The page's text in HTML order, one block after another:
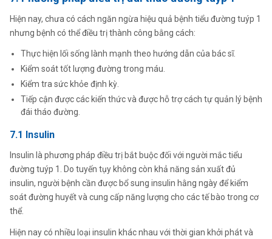
Hiện nay, chưa có cách ngăn ngừa hiệu quả bệnh tiểu đường tuýp 1
nhưng bệnh có thể điều trị thành công bằng cách:
Thực hiện lối sống lành mạnh theo hướng dẫn của bác sĩ.
Kiểm soát tốt lượng đường trong máu.
Kiểm tra sức khỏe định kỳ.
Tiếp cận được các kiến thức và được hỗ trợ cách tự quản lý bệnh
đái tháo đường.
7.1 Insulin
Insulin là phương pháp điều trị bắt buộc đối với người mắc tiểu
đường tuýp 1. Do tuyến tụy không còn khả năng sản xuất đủ
insulin, người bệnh cần được bổ sung insulin hằng ngày để kiểm
soát đường huyết và cung cấp năng lượng cho các tế bào trong cơ
thể.
Hiện nay có nhiều loại insulin khác nhau với thời gian khởi phát và